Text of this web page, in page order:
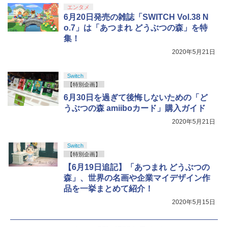
エンタメ
6月20日発売の雑誌「SWITCH Vol.38 N
o.7」は「あつまれ どうぶつの森」を特
集！
2020年5月21日
Switch
【特別企画】
6月30日を過ぎて後悔しないための「ど
うぶつの森 amiiboカード」購入ガイド
2020年5月21日
Switch
【特別企画】
【6月19日追記】「あつまれ どうぶつの
森」、世界の名画や企業マイデザイン作
品を一挙まとめて紹介！
2020年5月15日